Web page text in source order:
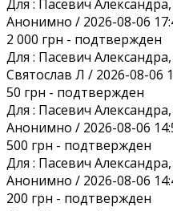
Для : Пасевич
Анонимно / 2026-08-06
2 000 грн - подтвержден
Для : Пасевич
Святослав Л / 2026-08-06
50 грн - подтвержден
Для : Пасевич
Анонимно / 2026-08-06
500 грн - подтвержден
Для : Пасевич
Анонимно / 2026-08-06
200 грн - подтвержден